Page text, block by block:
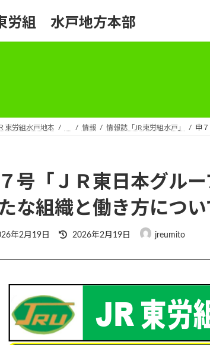
労組 水戸地方本部
東労組水戸地本 情報 情報誌「JR東労組水戸」 申
号「ＪＲ東日本グル
な組織と働き方につい
年2月19日
最
日
:
2026年2月19日 jreumito